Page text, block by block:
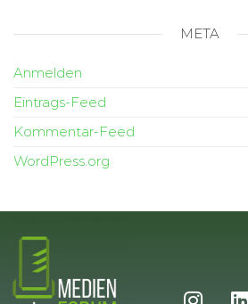
META
Anmelden
Eintrags-Feed
Kommentar-Feed
WordPress.org